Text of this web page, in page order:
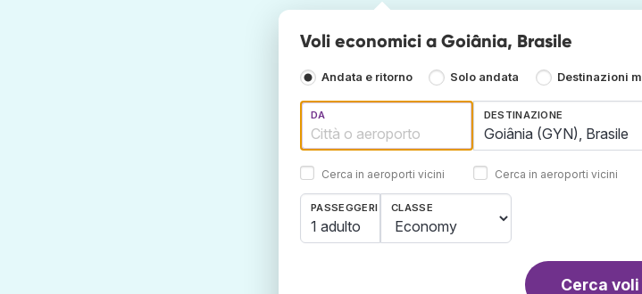
Voli economici a Goiânia, Brasile
Andata e ritorno Solo andata Destinazioni
DA
Cerca in aeroporti vicini
DESTINAZIONE
Cerca in aeroporti vicini
PASSEGGERI
1 adulto
CLASSE
Cerca voli